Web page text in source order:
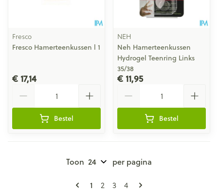
Fresco
Fresco Hamerteenkussen l 1
€ 17,14
Bestel
NEH
Neh Hamerteenkussen
Hydrogel Teenring Links
35/38
€ 11,95
Bestel
Pagina's
U lees momenteel pagina
1 Pagina
2 Pagina
3 Pagina
4
Toon per pagina